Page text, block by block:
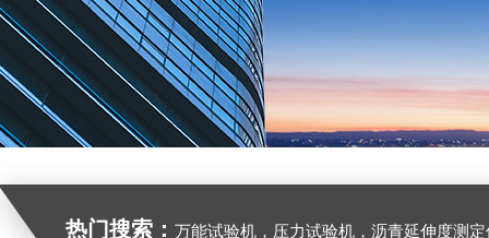
热门搜索： 万能试验机，压力试验机，沥青延伸度测定仪，沥青混合料拌合机，全自动沥青混合料离心式抽提仪，马歇尔电动